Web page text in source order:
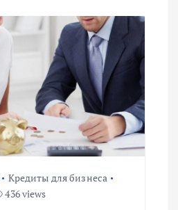
Кредиты для бизнеса
436 views